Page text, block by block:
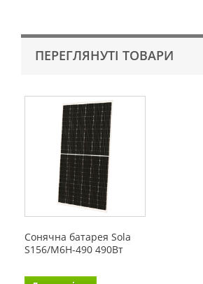
ПЕРЕГЛЯНУТІ ТОВАРИ
Сонячна батарея Sola
S156/M6H-490 490Вт